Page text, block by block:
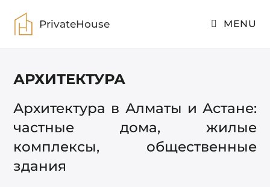
PrivateHouse MENU
АРХИТЕКТУРА
Архитектура в Алматы и Астане:
частные дома, жилые
комплексы, общественные
здания